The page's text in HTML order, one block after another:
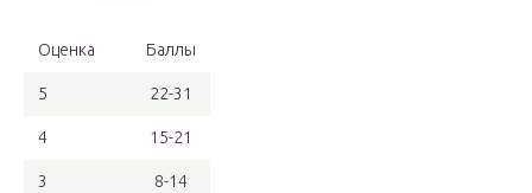
Оценка Баллы
5 22-31
4 15-21
3 8-14